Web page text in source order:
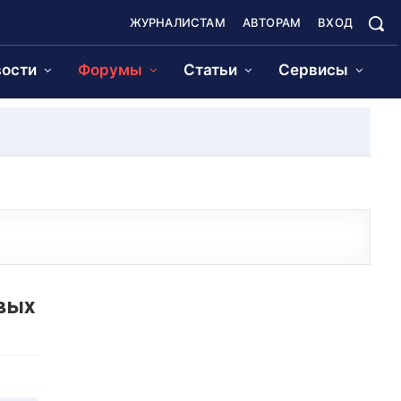
ЖУРНАЛИСТАМ АВТОРАМ ВХОД
Форумы Статьи Сервисы